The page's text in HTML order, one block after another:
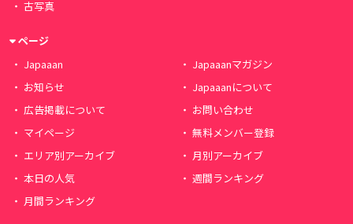
古写真
ページ
Japaaan
Japaaanマガジン
お知らせ
Japaaanについて
広告掲載について
お問い合わせ
マイページ
無料メンバー登録
エリア別アーカイブ
月別アーカイブ
本日の人気
週間ランキング
月間ランキング